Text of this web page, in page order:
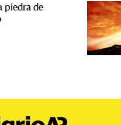
piedra de